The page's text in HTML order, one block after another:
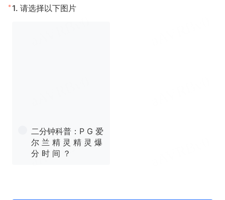
* 1. 请选择以下图片
二分钟科普：P G 爱
尔 兰 精 灵 精 灵 爆
分 时 间 ？